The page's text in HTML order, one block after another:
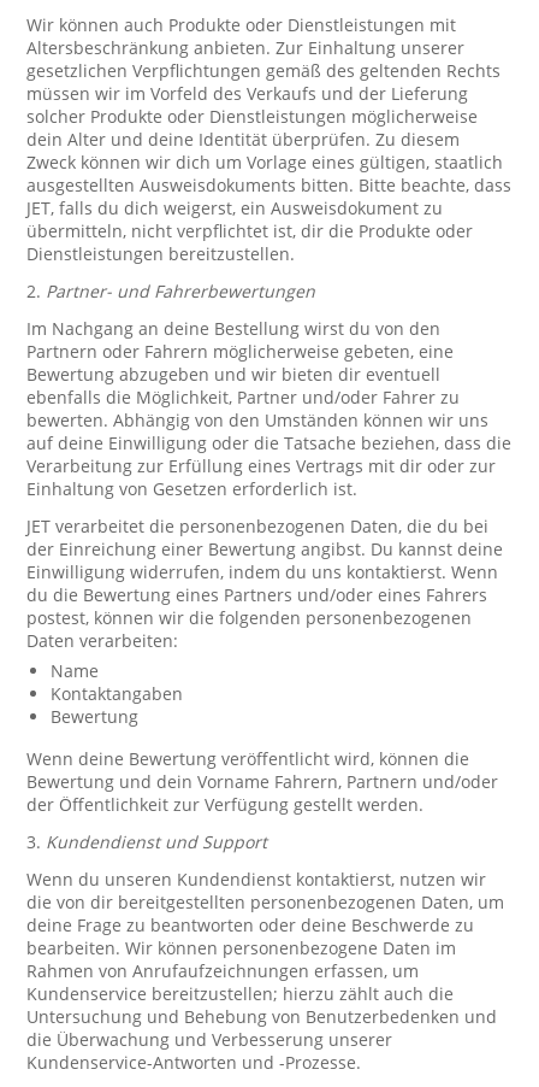
Wir können auch Produkte oder Dienstleistungen mit
Altersbeschränkung anbieten. Zur Einhaltung unserer
gesetzlichen Verpflichtungen gemäß des geltenden Rechts
müssen wir im Vorfeld des Verkaufs und der Lieferung
solcher Produkte oder Dienstleistungen möglicherweise
dein Alter und deine Identität überprüfen. Zu diesem
Zweck können wir dich um Vorlage eines gültigen, staatlich
ausgestellten Ausweisdokuments bitten. Bitte beachte, dass
JET, falls du dich weigerst, ein Ausweisdokument zu
übermitteln, nicht verpflichtet ist, dir die Produkte oder
Dienstleistungen bereitzustellen.
2. Partner- und Fahrerbewertungen
Im Nachgang an deine Bestellung wirst du von den
Partnern oder Fahrern möglicherweise gebeten, eine
Bewertung abzugeben und wir bieten dir eventuell
ebenfalls die Möglichkeit, Partner und/oder Fahrer zu
bewerten. Abhängig von den Umständen können wir uns
auf deine Einwilligung oder die Tatsache beziehen, dass die
Verarbeitung zur Erfüllung eines Vertrags mit dir oder zur
Einhaltung von Gesetzen erforderlich ist.
JET verarbeitet die personenbezogenen Daten, die du bei
der Einreichung einer Bewertung angibst. Du kannst deine
Einwilligung widerrufen, indem du uns kontaktierst. Wenn
du die Bewertung eines Partners und/oder eines Fahrers
postest, können wir die folgenden personenbezogenen
Daten verarbeiten:
Name
Kontaktangaben
Bewertung
Wenn deine Bewertung veröffentlicht wird, können die
Bewertung und dein Vorname Fahrern, Partnern und/oder
der Öffentlichkeit zur Verfügung gestellt werden.
3. Kundendienst und Support
Wenn du unseren Kundendienst kontaktierst, nutzen wir
die von dir bereitgestellten personenbezogenen Daten, um
deine Frage zu beantworten oder deine Beschwerde zu
bearbeiten. Wir können personenbezogene Daten im
Rahmen von Anrufaufzeichnungen erfassen, um
Kundenservice bereitzustellen; hierzu zählt auch die
Untersuchung und Behebung von Benutzerbedenken und
die Überwachung und Verbesserung unserer
Kundenservice-Antworten und -Prozesse.